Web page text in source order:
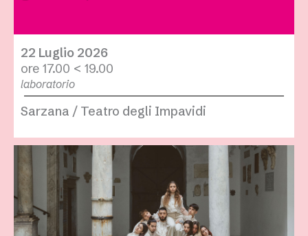
22 Luglio 2026
ore 17.00 < 19.00
laboratorio
Sarzana / Teatro degli Impavidi